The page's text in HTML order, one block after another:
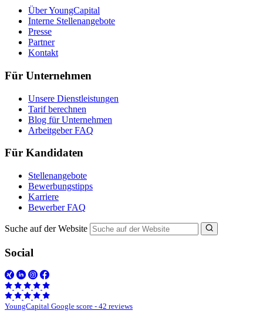
Über YoungCapital
Interne Stellenangebote
Presse
Partner
Kontakt
Für Unternehmen
Unsere Dienstleistungen
Tarif berechnen
Blog für Unternehmen
Arbeitgeber FAQ
Für Kandidaten
Stellenangebote
Bewerbungstipps
Karriere
Bewerber FAQ
Suche auf der Website
Social
YoungCapital Google score - 42 reviews